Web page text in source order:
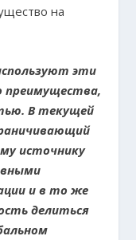
на
эти
преимущества,
В текущей
источнику
и в то же
делиться